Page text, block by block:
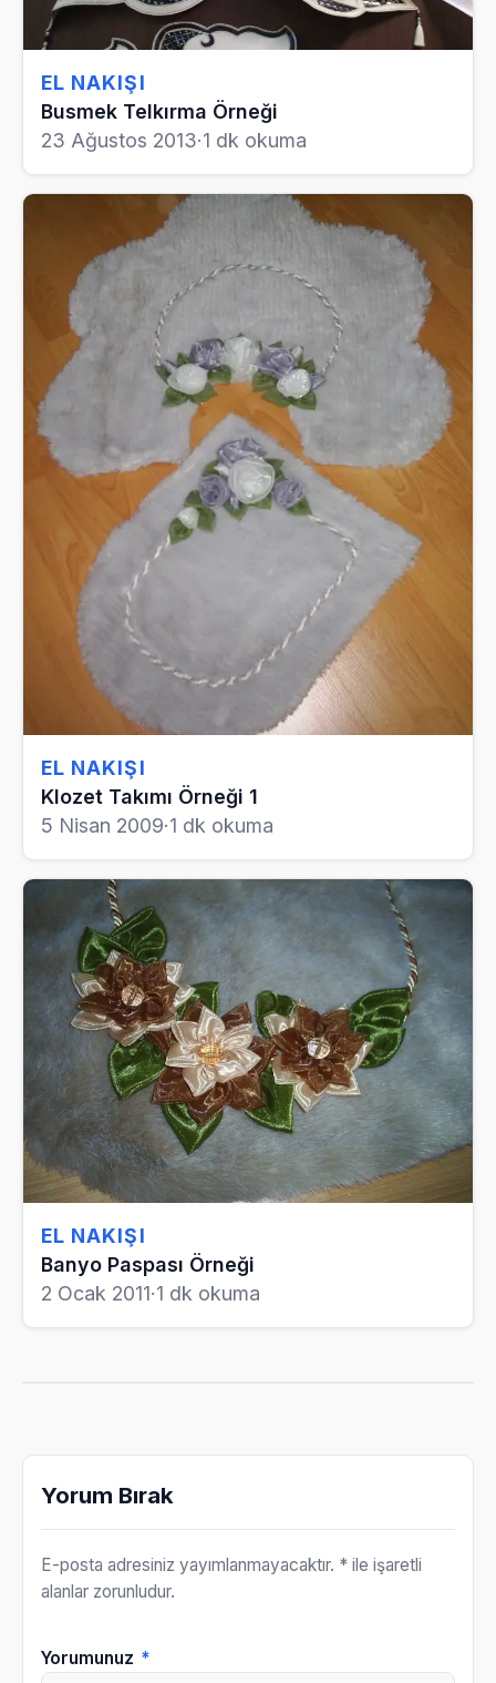
EL NAKIŞI
Busmek Telkırma Örneği
23 Ağustos 2013·1 dk okuma
EL NAKIŞI
Klozet Takımı Örneği 1
5 Nisan 2009·1 dk okuma
EL NAKIŞI
Banyo Paspası Örneği
2 Ocak 2011·1 dk okuma
Yorum Bırak
E-posta adresiniz yayımlanmayacaktır. * ile işaretli
alanlar zorunludur.
Yorumunuz *